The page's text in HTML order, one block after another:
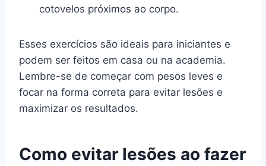
cotovelos próximos ao corpo.
Esses exercícios são ideais para iniciantes e
podem ser feitos em casa ou na academia.
Lembre-se de começar com pesos leves e
focar na forma correta para evitar lesões e
maximizar os resultados.
Como evitar lesões ao fazer